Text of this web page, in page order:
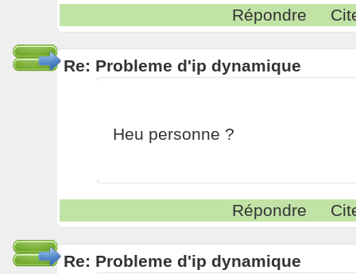
Répondre
Re: Probleme d'ip dynamique
Heu personne ?
Répondre
Re: Probleme d'ip dynamique